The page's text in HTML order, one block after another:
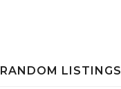
RANDOM LISTINGS